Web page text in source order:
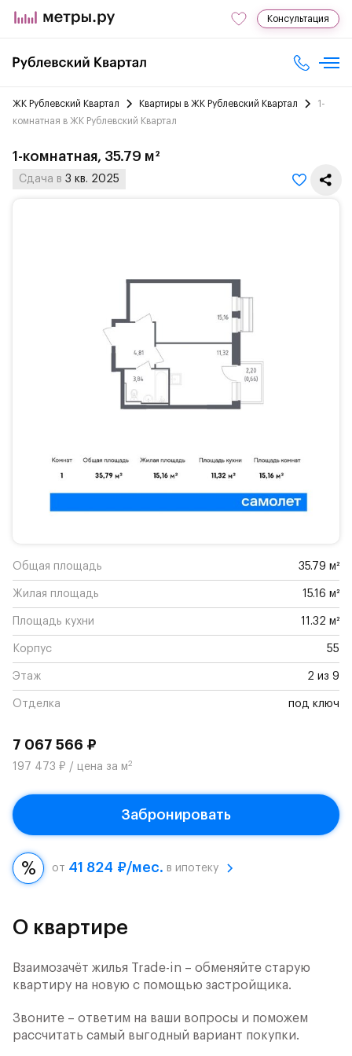
Консультация
ЖК Рублевский Квартал Квартиры в ЖК Рублевский Квартал
1-
комнатная в ЖК Рублевский Квартал
1-комнатная, 35.79 м²
Сдача в 3 кв. 2025
Общая площадь 35.79 м²
Жилая площадь 15.16 м²
Площадь кухни 11.32 м²
Корпус 55
Этаж 2 из 9
Отделка под ключ
7 067 566 ₽
197 473 ₽ / цена за м2
Забронировать
от 41 824 ₽/мес. в ипотеку
О квартире
Взаимозачёт жилья Trade-in – обменяйте старую
квартиру на новую с помощью застройщика.
Звоните – ответим на ваши вопросы и поможем
рассчитать самый выгодный вариант покупки.